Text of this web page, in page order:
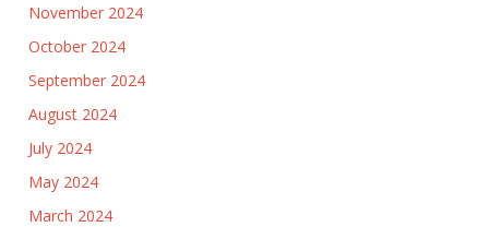
November 2024
October 2024
September 2024
August 2024
July 2024
May 2024
March 2024